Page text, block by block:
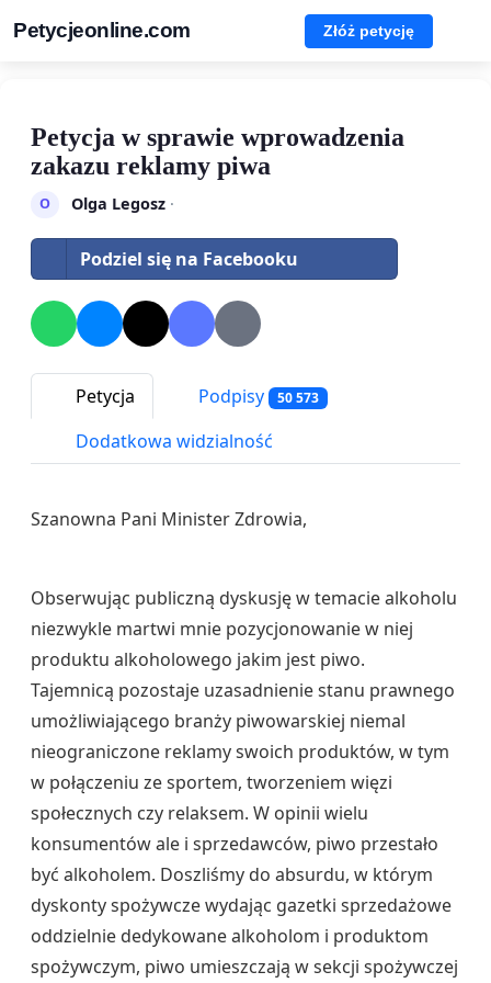
Petycjeonline.com Złóż petycję
Petycja w sprawie wprowadzenia
zakazu reklamy piwa
O Olga Legosz·
Podziel się na Facebooku
Petycja Podpisy 50 573
Dodatkowa widzialność
Szanowna Pani Minister Zdrowia,
Obserwując publiczną dyskusję w temacie alkoholu
niezwykle martwi mnie pozycjonowanie w niej
produktu alkoholowego jakim jest piwo.
Tajemnicą pozostaje uzasadnienie stanu prawnego
umożliwiającego branży piwowarskiej niemal
nieograniczone reklamy swoich produktów, w tym
w połączeniu ze sportem, tworzeniem więzi
społecznych czy relaksem. W opinii wielu
konsumentów ale i sprzedawców, piwo przestało
być alkoholem. Doszliśmy do absurdu, w którym
dyskonty spożywcze wydając gazetki sprzedażowe
oddzielnie dedykowane alkoholom i produktom
spożywczym, piwo umieszczają w sekcji spożywczej